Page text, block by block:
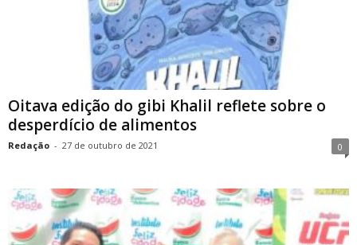
Oitava edição do gibi Khalil reflete sobre o
desperdício de alimentos
Redação - 27 de outubro de 2021 0